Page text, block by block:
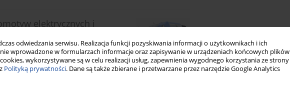
odwiedzania serwisu. Realizacja funkcji pozyskiwania informacji o użytkownikach i ich
wprowadzone w formularzach informacje oraz zapisywanie w urządzeniach końcowych plików
wykorzystywane są w celu realizacji usług, zapewnienia wygodnego korzystania ze strony
Polityką prywatności. Dane są także zbierane i przetwarzane przez narzędzie Google Analytics
elektrycznych i